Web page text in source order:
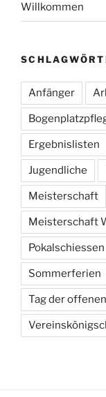
Willkommen
Anfänger
Ergebnislisten
Jugendliche
Meisterschaft
Meisterschaft
Pokalschiessen
Sommerferien
Tag der